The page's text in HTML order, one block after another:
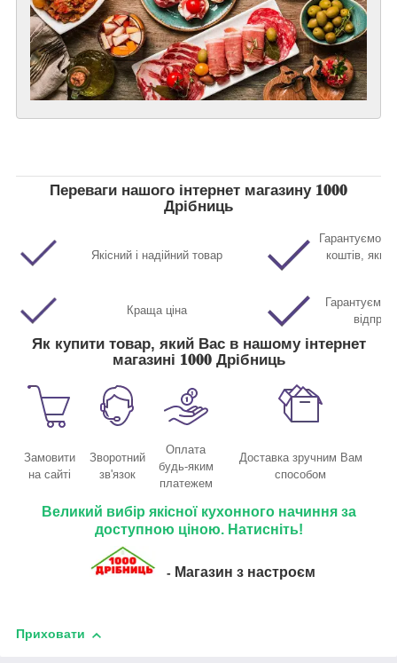
Переваги нашого інтернет магазину 𝟏𝟎𝟎𝟎
Дрібниць
Якісний і надійний товар
Гарантуємо
коштів,
Краща ціна
Гарантуємо
Як купити товар, який Вас в нашому інтернет
магазині 𝟏𝟎𝟎𝟎 Дрібниць
Замовити
на сайті
Зворотний
зв'язок
Оплата
будь-яким
платежем
Доставка зручним Вам
способом
Великий вибір якісної кухонного начиння за
доступною ціною. Натисніть!
- Магазин з настроєм
Приховати